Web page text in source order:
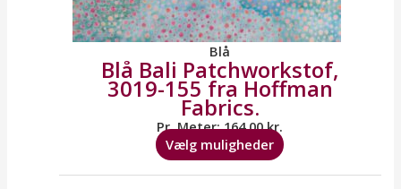
Blå
Blå Bali Patchworkstof,
3019-155 fra Hoffman
Fabrics.
Pr. Meter:164,00kr.
Vælg muligheder